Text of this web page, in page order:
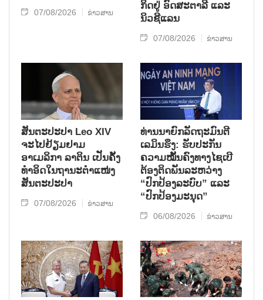
07/08/2026 ຂ່າວສານ
ກິດ​ຢູ່ ອົດ​ສະ​ຕາ​ລີ ແລະ
ນິວ​ຊີ​ແລນ
07/08/2026 ຂ່າວສານ
ສັນຕະປະປາ Leo XIV
ຈະໄປຢ້ຽມຢາມ
ອາເມລິກາ ລາຕິນ ເປັນຄັ້ງ
ທຳອິດໃນຖານະຕຳແໜ່ງ
ສັນຕະປະປາ
07/08/2026 ຂ່າວສານ
ທ່ານນາຍົກລັດຖະມົນຕີ
ເລມິນຮຶງ: ຮັບປະກັນ
ຄວາມໝັ້ນຄົງທາງໄຊເບີ
ຕ້ອງຕິດພັນລະຫວ່າງ
“ປົກປ້ອງລະບົບ” ແລະ
“ປົກປ້ອງມະນຸດ”
06/08/2026 ຂ່າວສານ